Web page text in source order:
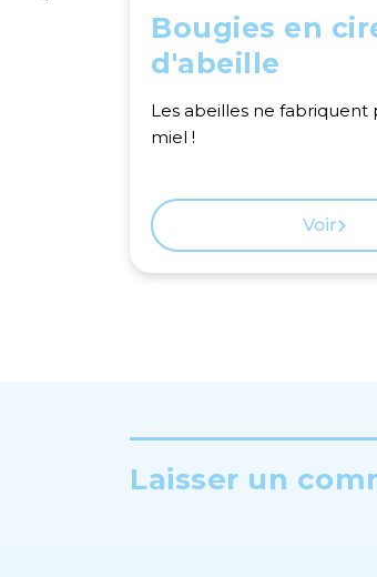
Bougies en
d'abeille
Les abeilles ne fabriquent
miel !
Voir
Laisser un